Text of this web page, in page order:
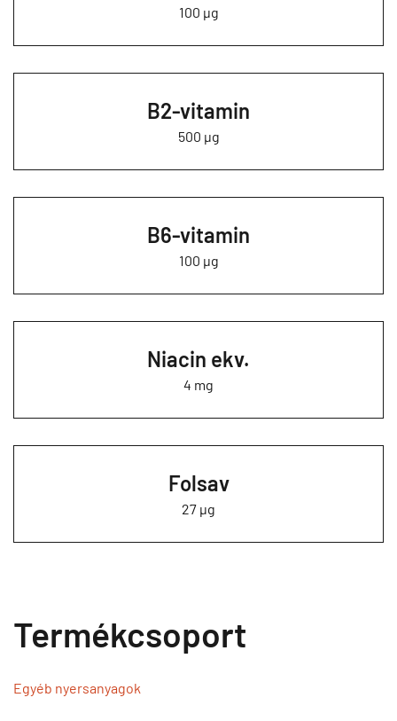
100 µg
B2-vitamin
500 µg
B6-vitamin
100 µg
Niacin ekv.
4 mg
Folsav
27 µg
Termékcsoport
Egyéb nyersanyagok